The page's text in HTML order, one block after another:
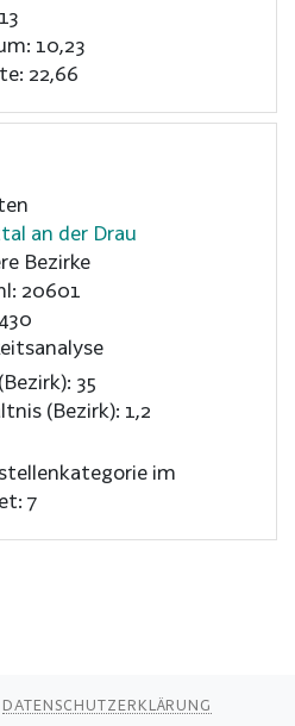
10,23
22,66
an der Drau
Bezirke
20601
35
(Bezirk): 1,2
im
7
DATENSCHUTZERKLÄRUNG